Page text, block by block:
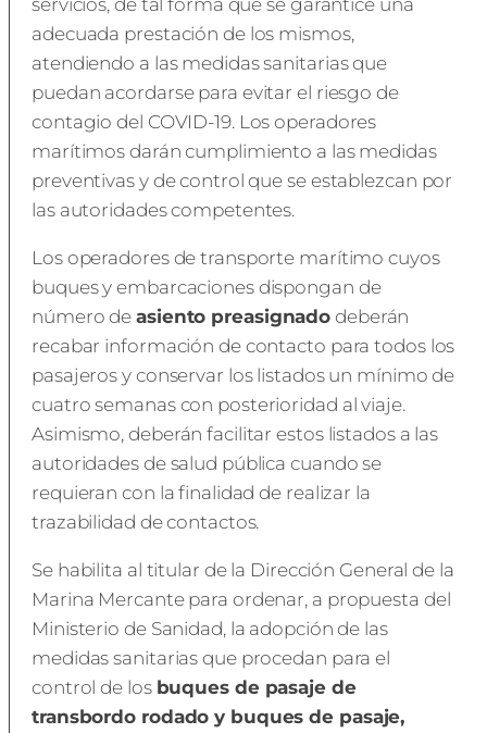
adecuada prestación de los mismos,
atendiendo a las medidas sanitarias que
puedan acordarse para evitar el riesgo de
contagio del COVID-19. Los operadores
marítimos darán cumplimiento a las medidas
preventivas y de control que se establezcan por
las autoridades competentes.
Los operadores de transporte marítimo cuyos
buques y embarcaciones dispongan de
número deasiento preasignado deberán
recabar información de contacto para todos los
pasajeros y conservar los listados un mínimo de
cuatro semanas con posterioridad al viaje.
Asimismo, deberán facilitar estos listados a las
autoridades de salud pública cuando se
requieran con la finalidad de realizar la
trazabilidad de contactos.
Se habilita al titular de la Dirección General de la
Marina Mercante para ordenar, a propuesta del
Ministerio de Sanidad, la adopción de las
medidas sanitarias que procedan para el
control de los buques de pasaje de
transbordo rodado y buques de pasaje,